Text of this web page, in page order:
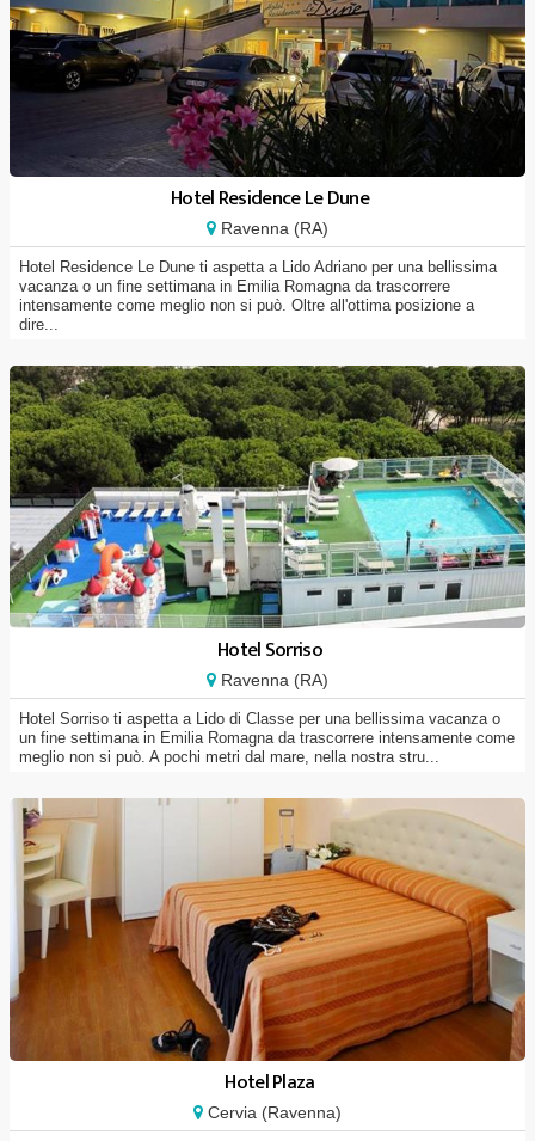
Hotel Residence Le Dune
Ravenna (RA)
Hotel Residence Le Dune ti aspetta a Lido Adriano per una bellissima
vacanza o un fine settimana in Emilia Romagna da trascorrere
intensamente come meglio non si può. Oltre all'ottima posizione a
dire...
Hotel Sorriso
Ravenna (RA)
Hotel Sorriso ti aspetta a Lido di Classe per una bellissima vacanza o
un fine settimana in Emilia Romagna da trascorrere intensamente come
meglio non si può. A pochi metri dal mare, nella nostra stru...
Hotel Plaza
Cervia (Ravenna)